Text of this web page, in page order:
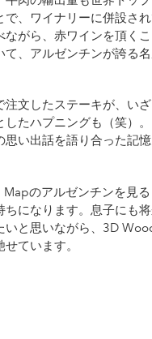
で、ワイナリーに併設さ
ながら、赤ワインを頂く
て、アルゼンチンが誇る
注文したステーキが、い
したハプニングも（笑）
思い出話を語り合った記
のアルゼンチンを見
ちになります。息子にも
いと思いながら、3D
ています。